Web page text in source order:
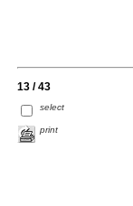
13 / 43
select
print